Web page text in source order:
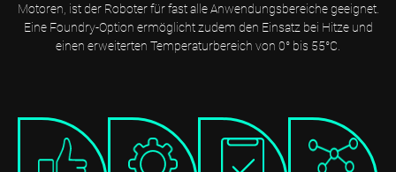
Motoren, ist der Roboter für fast alle Anwendungsbereiche geeignet.
Eine Foundry-Option ermöglicht zudem den Einsatz bei Hitze und
einen erweiterten Temperaturbereich von 0° bis 55°C.